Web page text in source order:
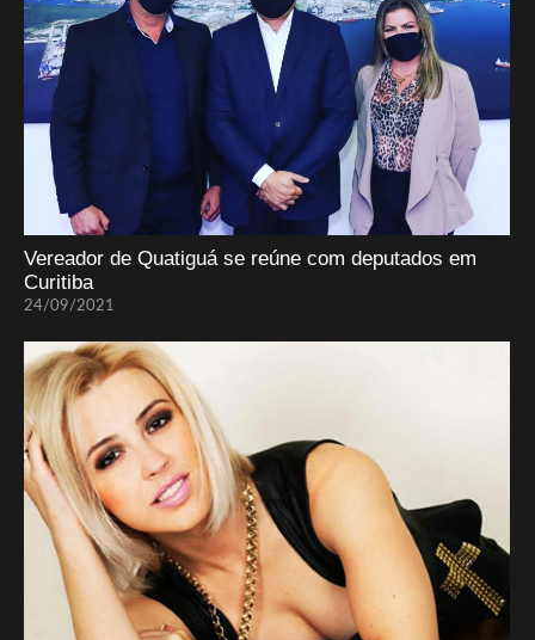
Vereador de Quatiguá se reúne com deputados em
Curitiba
24/09/2021